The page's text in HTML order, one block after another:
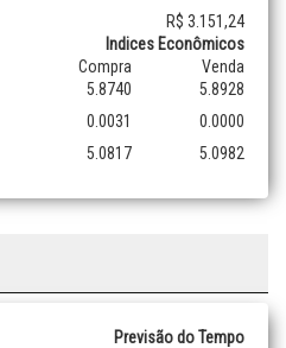
R$ 3.151,24
Indices Econômicos
Compra
Venda
5.8740
5.8928
0.0031
0.0000
5.0817 5.0982
Previsão do Tempo